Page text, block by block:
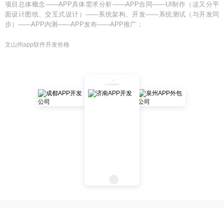
项目总体概念——APP具体需求分析——APP合同——UI制作（这又分平
面设计图纸、交互式设计）——系统架构、开发——系统测试（与开发同
步）——APP内测——APP发布——APP推广；
文山州app软件开发价格